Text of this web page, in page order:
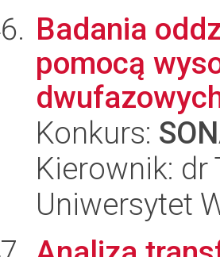
Badania
pomocą
Konkurs:
Kierownik: dr
Uniwersytet